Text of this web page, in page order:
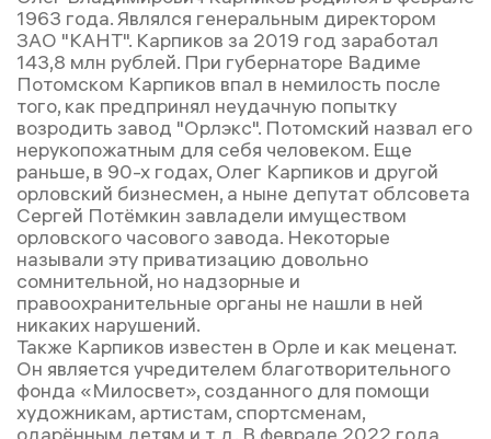
1963 года. Являлся генеральным директором
ЗАО "КАНТ". Карпиков за 2019 год заработал
143,8 млн рублей. При губернаторе Вадиме
Потомском Карпиков впал в немилость после
того, как предпринял неудачную попытку
возродить завод "Орлэкс". Потомский назвал его
нерукопожатным для себя человеком. Еще
раньше, в 90-х годах, Олег Карпиков и другой
орловский бизнесмен, а ныне депутат облсовета
Сергей Потёмкин завладели имуществом
орловского часового завода. Некоторые
называли эту приватизацию довольно
сомнительной, но надзорные и
правоохранительные органы не нашли в ней
никаких нарушений.
Также Карпиков известен в Орле и как меценат.
Он является учредителем благотворительного
фонда «Милосвет», созданного для помощи
художникам, артистам, спортсменам,
одарённым детям и т. д. В феврале 2022 года